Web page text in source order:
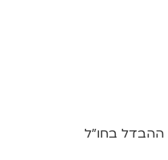
ההבדל בחו"ל